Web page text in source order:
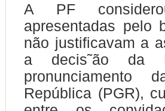
A PF
apresentadas pelo
não justificavam a
a decis˜ão da
pronunciamento
República (PGR),